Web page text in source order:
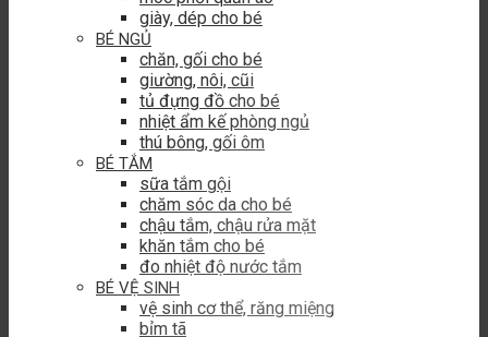
giày, dép cho bé
BÉ NGỦ
chăn, gối cho bé
giường, nôi, cũi
tủ đựng đồ cho bé
nhiệt ẩm kế phòng ngủ
thú bông, gối ôm
BÉ TẮM
sữa tắm gội
chăm sóc da cho bé
chậu tắm, chậu rửa mặt
khăn tắm cho bé
đo nhiệt độ nước tắm
BÉ VỆ SINH
vệ sinh cơ thể, răng miệng
bỉm tã